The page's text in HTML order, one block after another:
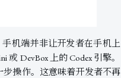
手机端并非让开发者在手机上
DevBox 上的 Codex 引擎。
步操作。这意味着开发者不再